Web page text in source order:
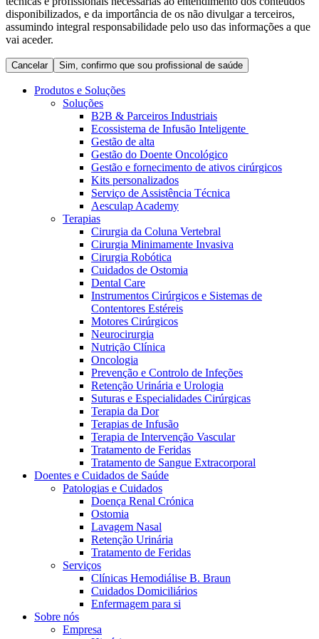
Terapias
Catálogo de Produtos
Encontre o produto que procura. Visite o catálogo de produtos
da B. Braun com o nosso portfólio completo.
Coordenamos os seus cuidados médicos quando recebe alta
do hospital. Para mais informações, visite a nossa página de
cuidados domiciliários.
Contactos
Centro de Inovação
Vamos impulsionar juntos a inovação na tecnologia médica.
Saiba mais sobre o nosso centro de inovação e apresente a sua
Em diálogo com a B. Braun. Entre em contacto connosco
disponibilizados, e da importância de os não divulgar a terceiros,
assumindo integral responsabilidade pelo uso das informações a que
vai aceder.
Cancelar Sim, confirmo que sou profissional de saúde
Produtos e Soluções
Soluções
B2B & Parceiros Industriais
Ecossistema de Infusão Inteligente
Gestão de alta
Gestão do Doente Oncológico
Gestão e fornecimento de ativos cirúrgicos
Kits personalizados
Serviço de Assistência Técnica
Aesculap Academy
Terapias
Cirurgia da Coluna Vertebral
Cirurgia Minimamente Invasiva
Cirurgia Robótica
Cuidados de Ostomia
Dental Care
Instrumentos Cirúrgicos e Sistemas de
Contentores Estéreis
Motores Cirúrgicos
Neurocirurgia
Nutrição Clínica
Oncologia
Prevenção e Controlo de Infeções
Retenção Urinária e Urologia
Suturas e Especialidades Cirúrgicas
Terapia da Dor
Terapias de Infusão
Terapia de Intervenção Vascular
Tratamento de Feridas
Tratamento de Sangue Extracorporal
Doentes e Cuidados de Saúde
Patologias e Cuidados
Doença Renal Crónica
Ostomia
Lavagem Nasal
Retenção Urinária
Tratamento de Feridas
Serviços
Clínicas Hemodiálise B. Braun
Cuidados Domiciliários
Enfermagem para si
Sobre nós
Empresa